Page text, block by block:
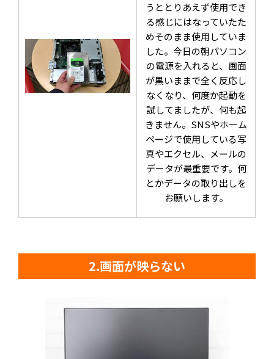
うととりあえず使用でき
る感じにはなっていたた
めそのまま使用していま
した。今日の朝パソコン
の電源を入れると、画面
が黒いままで全く反応し
なくなり、何度か起動を
試してましたが、何も起
きません。SNSやホーム
ページで使用している写
真やエクセル、メールの
データが最重要です。何
とかデータの取り出しを
お願いします。
2.画面が映らない